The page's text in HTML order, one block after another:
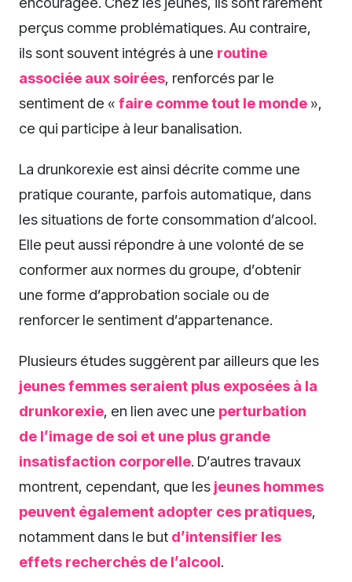
perçus comme problématiques. Au contraire,
ils sont souvent intégrés à une routine
associée aux soirées, renforcés par le
sentiment de « faire comme tout le monde »,
ce qui participe à leur banalisation.
La drunkorexie est ainsi décrite comme une
pratique courante, parfois automatique, dans
les situations de forte consommation d’alcool.
Elle peut aussi répondre à une volonté de se
conformer aux normes du groupe, d’obtenir
une forme d’approbation sociale ou de
renforcer le sentiment d’appartenance.
Plusieurs études suggèrent par ailleurs que les
jeunes femmes seraient plus exposées à la
drunkorexie, en lien avec une perturbation
de l’image de soi et une plus grande
insatisfaction corporelle. D’autres travaux
montrent, cependant, que les jeunes hommes
peuvent également adopter ces pratiques,
notamment dans le but d’intensifier les
effets recherchés de l’alcool.